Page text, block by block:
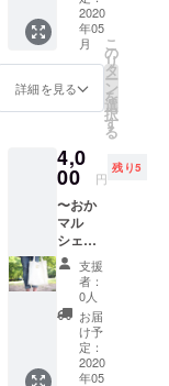
なって
しまっ
た場合
はメー
ご相談
くださ
会場で
体験を
提供し
当日お
越し頂
場合
は、別
日への
振替は
出来ま
せん。
会場ま
での交
通費は
自己負
担とな
りま
す。
行いま
す。 ○
どの浅
漬けが
届くか
しみで
す！
ただけ
ます。
美味し
いハー
ブ
ティー
タイム
を楽し
んで下
さいね
♩ 《お
かマル
シェ受
取り選
択の
方》
2020.5.
3(日)愛
りカー
ドケー
ス＆心
を込め
て作成
してお
礼の
ル】 想
像以上
にカー
ドが収
納出
来、
とって
も便利
なアイ
テムで
す！ 老
若男女
問わ
2020
年05
月
詳細を見る
こ
の
リ
タ
ー
ン
を
選
択
す
る
4,0
00 円
残り5
〜おか
マル
シェ出
店者さ
まよ
り〜
spinach
【刺
しゅう
トート&
心を込
支援
者：
0人
お届
け予
定：
2020
年05